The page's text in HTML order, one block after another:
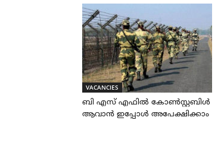
VACANCIES
ബി എസ് എഫിൽ കോൺസ്റ്റബിൾ
ആവാൻ ഇപ്പോൾ അപേക്ഷിക്കാം